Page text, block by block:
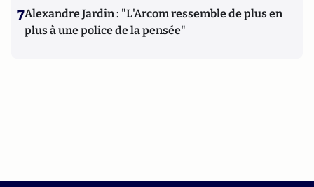
7Alexandre Jardin : "L'Arcom ressemble de plus en
plus à une police de la pensée"